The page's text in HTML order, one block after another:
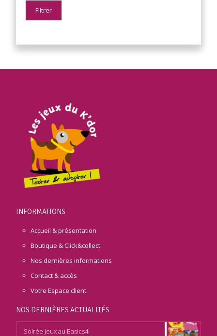
Filtrer
INFORMATIONS
Accueil & présentation
Boutique & Click&collect
Nos dernières informations
Contact & accès
Votre Espace client
NOS DERNIÈRES ACTUALITÉS
Soirée Jeux au Basics4